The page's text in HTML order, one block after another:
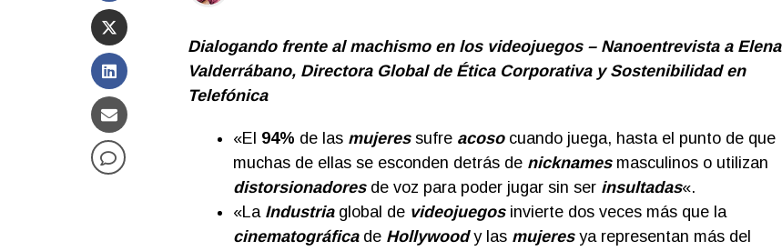
Dialogando frente al machismo en los videojuegos – Nanoentrevista a Elena
Valderrábano, Directora Global de Ética Corporativa y Sostenibilidad en
Telefónica
«El 94% de las mujeressufre acoso cuando juega, hasta el punto de que
muchas de ellas se esconden detrás de nicknames masculinos o utilizan
distorsionadoresde voz para poder jugar sin ser insultadas«.
«La Industriaglobal de videojuegos invierte dos veces más que la
cinematográficade Hollywoody las mujeres ya representan más del